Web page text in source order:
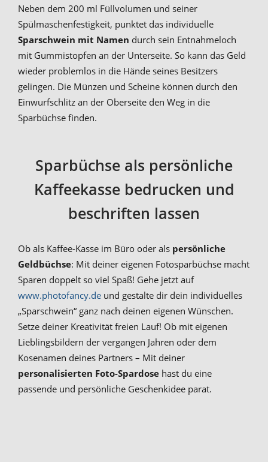
Neben dem 200 ml Füllvolumen und seiner
Spülmaschenfestigkeit, punktet das individuelle
Sparschwein mit Namen durch sein Entnahmeloch
mit Gummistopfen an der Unterseite. So kann das Geld
wieder problemlos in die Hände seines Besitzers
gelingen. Die Münzen und Scheine können durch den
Einwurfschlitz an der Oberseite den Weg in die
Sparbüchse finden.
Sparbüchse als persönliche
Kaffeekasse bedrucken und
beschriften lassen
Ob als Kaffee-Kasse im Büro oder als persönliche
Geldbüchse: Mit deiner eigenen Fotosparbüchse macht
Sparen doppelt so viel Spaß! Gehe jetzt auf
www.photofancy.de und gestalte dir dein individuelles
„Sparschwein“ ganz nach deinen eigenen Wünschen.
Setze deiner Kreativität freien Lauf! Ob mit eigenen
Lieblingsbildern der vergangen Jahren oder dem
Kosenamen deines Partners – Mit deiner
personalisierten Foto-Spardose hast du eine
passende und persönliche Geschenkidee parat.